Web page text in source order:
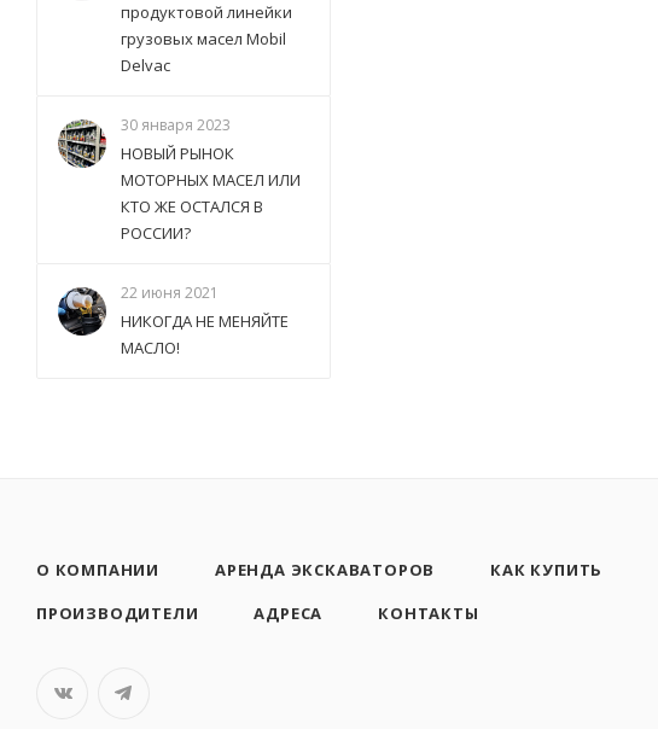
продуктовой линейки
грузовых масел Mobil
Delvac
30 января 2023
НОВЫЙ РЫНОК
МОТОРНЫХ МАСЕЛ ИЛИ
КТО ЖЕ ОСТАЛСЯ В
РОССИИ?
22 июня 2021
НИКОГДА НЕ МЕНЯЙТЕ
МАСЛО!
О КОМПАНИИ АРЕНДА ЭКСКАВАТОРОВ
КАК КУПИТЬ
ПРОИЗВОДИТЕЛИ
АДРЕСА КОНТАКТЫ